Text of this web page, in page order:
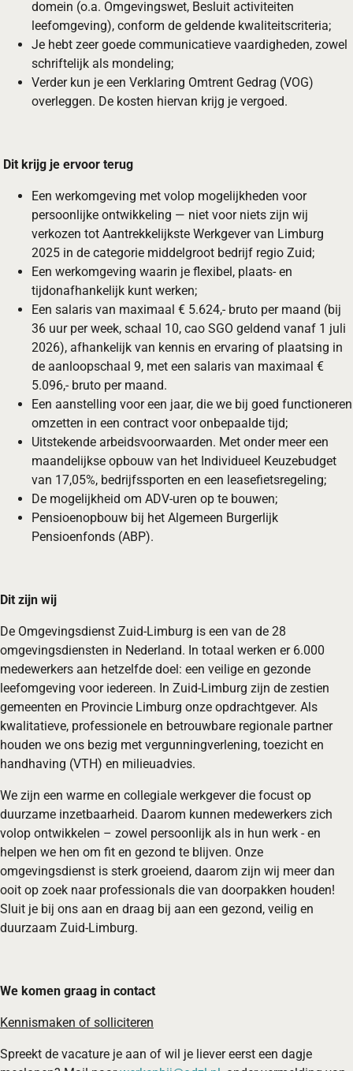
domein (o.a. Omgevingswet, Besluit activiteiten
leefomgeving), conform de geldende kwaliteitscriteria;
Je hebt zeer goede communicatieve vaardigheden, zowel
schriftelijk als mondeling;
Verder kun je een Verklaring Omtrent Gedrag (VOG)
overleggen. De kosten hiervan krijg je vergoed.
Dit krijg je ervoor terug
Een werkomgeving met volop mogelijkheden voor
persoonlijke ontwikkeling — niet voor niets zijn wij
verkozen tot Aantrekkelijkste Werkgever van Limburg
2025 in de categorie middelgroot bedrijf regio Zuid;
Een werkomgeving waarin je flexibel, plaats- en
tijdonafhankelijk kunt werken;
Een salaris van maximaal € 5.624,- bruto per maand (bij
36 uur per week, schaal 10, cao SGO geldend vanaf 1 juli
2026), afhankelijk van kennis en ervaring of plaatsing in
de aanloopschaal 9, met een salaris van maximaal €
5.096,- bruto per maand.
Een aanstelling voor een jaar, die we bij goed functioneren
omzetten in een contract voor onbepaalde tijd;
Uitstekende arbeidsvoorwaarden. Met onder meer een
maandelijkse opbouw van het Individueel Keuzebudget
van 17,05%, bedrijfssporten en een leasefietsregeling;
De mogelijkheid om ADV-uren op te bouwen;
Pensioenopbouw bij het Algemeen Burgerlijk
Pensioenfonds (ABP).
Dit zijn wij
De Omgevingsdienst Zuid-Limburg is een van de 28
omgevingsdiensten in Nederland. In totaal werken er 6.000
medewerkers aan hetzelfde doel: een veilige en gezonde
leefomgeving voor iedereen. In Zuid-Limburg zijn de zestien
gemeenten en Provincie Limburg onze opdrachtgever. Als
kwalitatieve, professionele en betrouwbare regionale partner
houden we ons bezig met vergunningverlening, toezicht en
handhaving (VTH) en milieuadvies.
We zijn een warme en collegiale werkgever die focust op
duurzame inzetbaarheid. Daarom kunnen medewerkers zich
volop ontwikkelen – zowel persoonlijk als in hun werk - en
helpen we hen om fit en gezond te blijven. Onze
omgevingsdienst is sterk groeiend, daarom zijn wij meer dan
ooit op zoek naar professionals die van doorpakken houden!
Sluit je bij ons aan en draag bij aan een gezond, veilig en
duurzaam Zuid-Limburg.
We komen graag in contact
Kennismaken of solliciteren
Spreekt de vacature je aan of wil je liever eerst een dagje